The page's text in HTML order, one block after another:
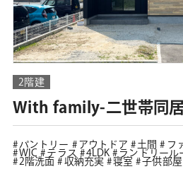
2階建
With family-二世帯同
パントリー アウトドア 土間
フ
WIC
テラス 4LDK ランドリール
2階洗面
収納充実 寝室 子供部屋